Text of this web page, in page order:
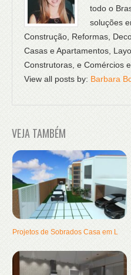
todo o
soluções
Construção, Reformas,
Casas e Apartamentos,
Construtoras, e Comércios
View all posts by: Barbara
VEJA TAMBÉM
Projetos de Sobrados Casa em L